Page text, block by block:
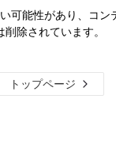
可能性があり、コン
削除されています。
トップページ